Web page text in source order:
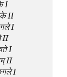
I
II
I
II
I
II
I